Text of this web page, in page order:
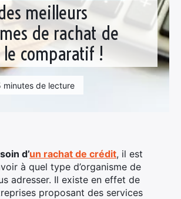
meilleurs
de rachat de
comparatif !
minutes de lecture
d’un rachat de crédit, il est
à quel type d’organisme de
adresser. Il existe en effet de
proposant des services